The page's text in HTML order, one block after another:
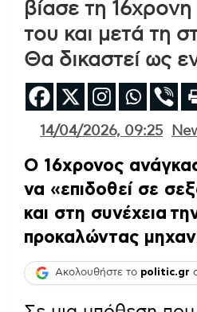
βίασε τη
του και μετά τη
Θα δικαστεί ως
14/04/2026, 09:25
Ο 16χρονος
να «επιδοθεί σε
και στη συνέχεια
προκαλώντας
Ακολουθήστε το politic.gr